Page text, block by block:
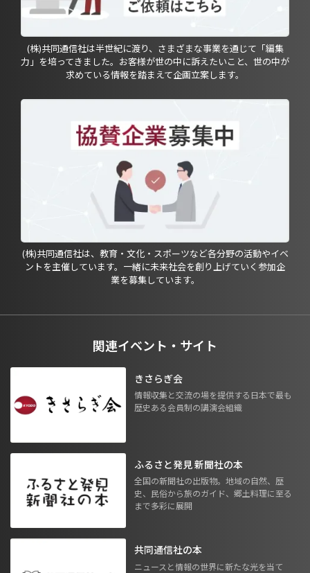
(株)共同通信社は半世紀に渡り、さまざまな事業を通じて「編集
力」を培ってきました。お客様が世の中に訴えたいこと、世の中が
求めている情報を踏まえて企画立案します。
(株)共同通信社は、教育・文化・スポーツなど各分野の活動やイベ
ントを主催しています。一緒に未来社会を創り上げていく参加企
業を募集しています。
関連イベント・サイト
きさらぎ会
情報収集と交流の場を提供する日本で最も
歴史ある会員制の講演会組織
ふるさと発見 新聞社の本
全国の新聞社の出版物。地域の自然、歴
史、民俗から旅のガイド、郷土料理に至る
まで多彩に展開
共同通信社の本
ニュースと情報の世界に新たな光を当て